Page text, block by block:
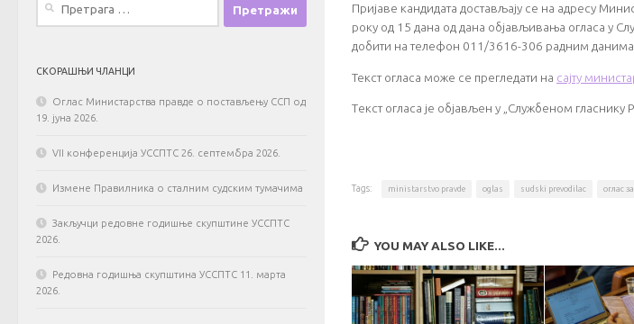
Пријаве кандидата достављају се на адресу
року од 15 дана од дана објављивања огласа у
добити на телефон 011/3616-306 радним данима
Текст огласа може се прегледати на сајту
Tекст огласа је објављен у „Службеном гласнику
Tags: ministarstvo pravde oglas sudski prevodilac оглас
YOU MAY ALSO LIKE...
СКОРАШЊИ ЧЛАНЦИ
Оглас Министарства правде о постављењу ССП од
19. јуна 2026.
VII конференција УССПТС 26. септембра 2026.
Измене Правилника о сталним судским тумачима
Закључци редовне годишње скупштине УССПТС
2026.
Редовна годишња скупштина УССПТС 11. марта
2026.